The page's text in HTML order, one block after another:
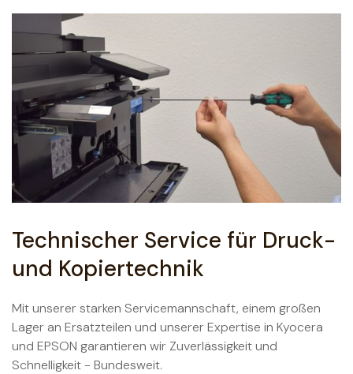
Technischer Service für Druck-
und Kopiertechnik
Mit unserer starken Servicemannschaft, einem großen
Lager an Ersatzteilen und unserer Expertise in Kyocera
und EPSON garantieren wir Zuverlässigkeit und
Schnelligkeit - Bundesweit.